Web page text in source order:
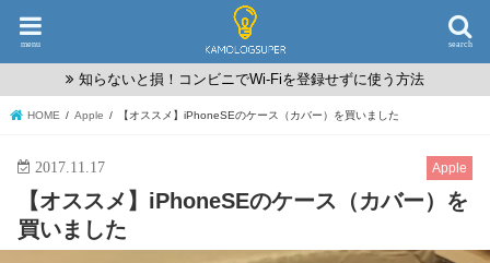
search
menu
知らないと損！コンビニでWi-Fiを登録せずに使う方法
HOME Apple 【オススメ】iPhoneSEのケース（カバー）を買いました
Apple
2017.11.17
【オススメ】iPhoneSEのケース（カバー）を
買いました